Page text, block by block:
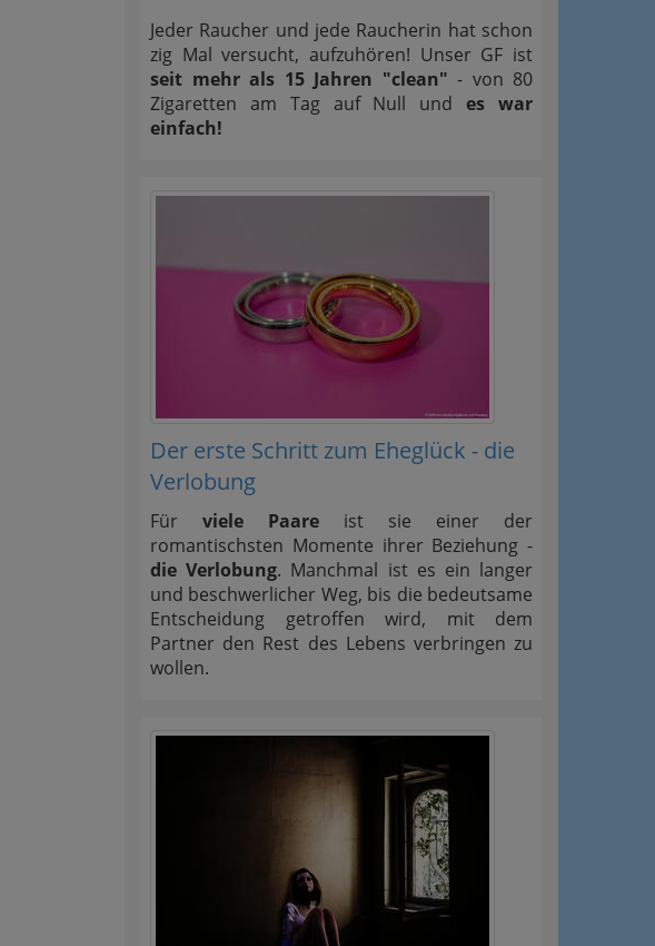
Jeder Raucher und jede Raucherin hat schon
zig Mal versucht, aufzuhören! Unser GF ist
seit mehr als 15 Jahren "clean" - von 80
Zigaretten am Tag auf Null undes war
einfach!
Der erste Schritt zum Eheglück - die
Verlobung
Für viele Paare ist sie einer der
romantischsten Momente ihrer Beziehung -
die Verlobung. Manchmal ist es ein langer
und beschwerlicher Weg, bis die bedeutsame
Entscheidung getroffen wird, mit dem
Partner den Rest des Lebens verbringen zu
wollen.